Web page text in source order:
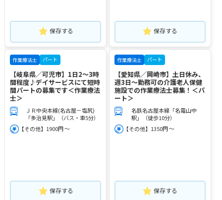
保存する 保存する
作業療法士 パート
【岐阜県／可児市】1日2～3時
間程度♪デイサービスにて短時
間パートの募集です＜作業療法
士＞
ＪＲ中央本線(名古屋－塩尻)
「多治見駅」（バス・車5分）
【その他】1900円 ～
保存する
作業療法士 パート
【愛知県／岡崎市】土日休み、
週3日～勤務可の介護老人保健
施設での作業療法士募集！＜パ
ート＞
名鉄名古屋本線「名電山中
駅」（徒歩10分）
【その他】1350円 ～
保存する